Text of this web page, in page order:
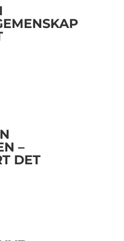
–
DET